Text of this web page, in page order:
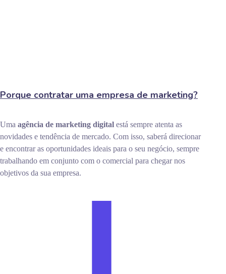
Porque contratar uma empresa de marketing?
Uma agência de marketing digital está sempre atenta as
novidades e tendência de mercado. Com isso, saberá direcionar
e encontrar as oportunidades ideais para o seu negócio, sempre
trabalhando em conjunto com o comercial para chegar nos
objetivos da sua empresa.